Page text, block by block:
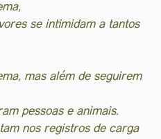
se intimidam a tantos
mas além de seguirem
pessoas e animais.
nos registros de carga